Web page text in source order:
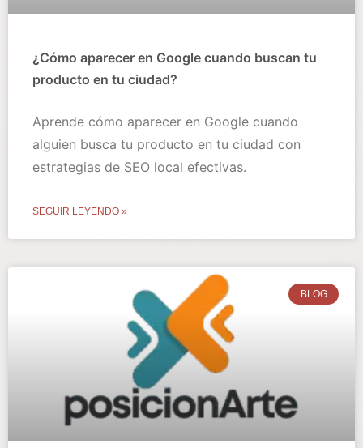
¿Cómo aparecer en Google cuando buscan tu
producto en tu ciudad?
Aprende cómo aparecer en Google cuando
alguien busca tu producto en tu ciudad con
estrategias de SEO local efectivas.
SEGUIR LEYENDO »
BLOG